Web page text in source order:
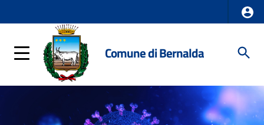
Comune di Bernalda